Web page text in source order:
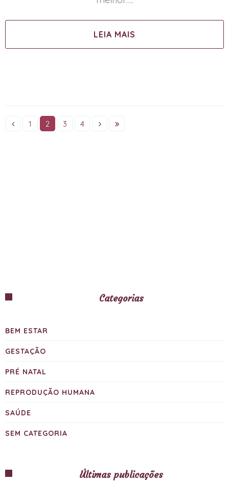
LEIA MAIS
1 2 3 4
Categorias
BEM ESTAR
GESTAÇÃO
PRÉ NATAL
REPRODUÇÃO HUMANA
SAÚDE
SEM CATEGORIA
Últimas publicações